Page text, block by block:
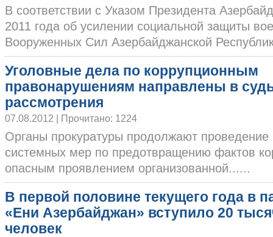
В соответствии с Указом Президента
2011 года об усилении социальной защиты
Вооруженных Сил Азербайджанской
Уголовные дела по коррупционным
правонарушениям направлены в
рассмотрения
07.08.2012 | Прочитано: 1224
Органы прокуратуры продолжают проведение
системных мер по предотвращению фактов
опасным проявлением организованной......
В первой половине текущего года в
«Ени Азербайджан» вступило 20
человек